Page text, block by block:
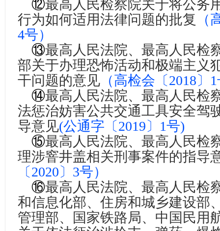
⑫最高人民检察院关于将公务
行为如何适用法律问题的批复 （
4号）
⑬最高人民法院、最高人民检
部关于办理恐怖活动和极端主义
干问题的意见 （高检会〔2018〕
⑭最高人民法院、最高人民检
法惩治妨害公共交通工具安全驾
导意见(公通字〔2019〕1号)
⑮最高人民法院、最高人民检
理涉窨井盖相关刑事案件的指导
〔2020〕3号）
⑯最高人民法院、最高人民检
和信息化部、住房和城乡建设部
管理部、国家铁路局、中国民用